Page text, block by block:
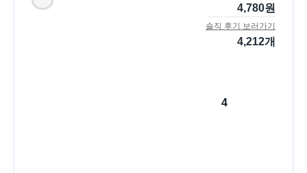
4,780원
솔직 후기 보러가기
4,212개
4